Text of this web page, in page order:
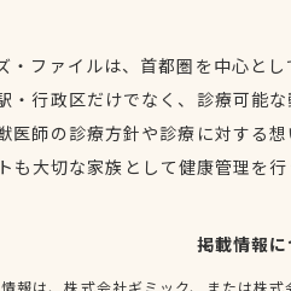
・ファイルは、首都圏を中心と
・行政区だけでなく、診療可能
医師の診療方針や診療に対する
も大切な家族として健康管理を
掲載情報に
報は、株式会社ギミック、または株